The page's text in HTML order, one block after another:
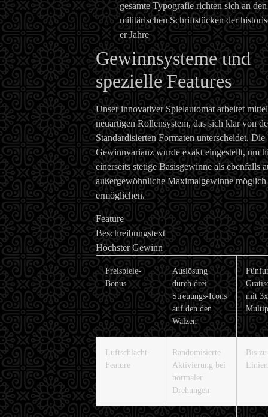
gesamte Typografie richten sich an den
militärischen Schriftstücken der
er Jahre
Gewinnsysteme und
spezielle Features
Unser innovativer Spielautomat arbeitet
neuartigen Rollensystem, das sich klar von
Standardisierten Formaten unterscheidet. Die
Gewinnvarianz wurde exakt eingestellt, um
einerseits stetige Basisgewinne als ebenfalls
außergewöhnliche Maximalgewinne möglich
ermöglichen.
Feature
Beschreibungstext
Höchster Gewinn
Freispiele-
Bonus
Auslösung
durch drei
Streuungs-Icons
auf den den
Walzen
mit 3x
Luftschlacht-
Feature
Randomisierte
Aktivierung bei
normaler
Drehungen
Bis